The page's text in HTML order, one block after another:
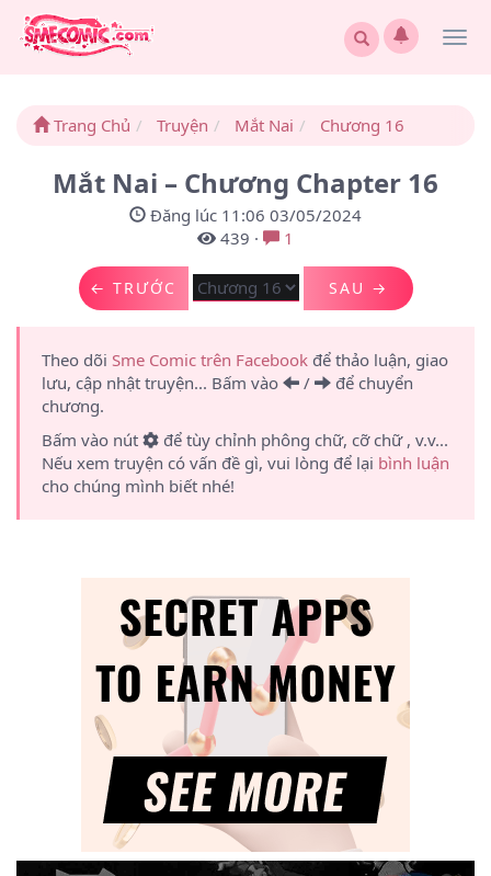
Trang Chủ Truyện Mắt Nai Chương 16
Mắt Nai – Chương Chapter 16
Đăng lúc 11:06 03/05/2024
439 · 1
← TRƯỚC SAU →
Theo dõi Sme Comic trên Facebook để thảo luận, giao
lưu, cập nhật truyện... Bấm vào
/
để chuyển
chương.
Bấm vào nút
để tùy chỉnh phông chữ, cỡ chữ , v.v...
Nếu xem truyện có vấn đề gì, vui lòng để lại bình luận
cho chúng mình biết nhé!